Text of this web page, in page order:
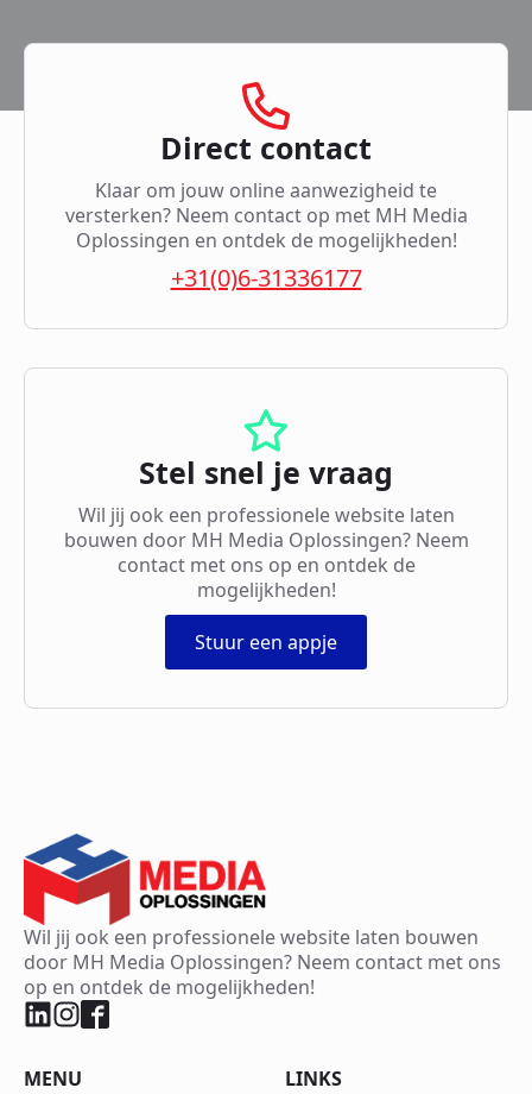
Direct contact
Klaar om jouw online aanwezigheid te
versterken? Neem contact op met MH Media
Oplossingen en ontdek de mogelijkheden!
+31(0)6-31336177
Stel snel je vraag
Wil jij ook een professionele website laten
bouwen door MH Media Oplossingen? Neem
contact met ons op en ontdek de
mogelijkheden!
Stuur een appje
Wil jij ook een professionele website laten bouwen
door MH Media Oplossingen? Neem contact met ons
op en ontdek de mogelijkheden!
MENU LINKS